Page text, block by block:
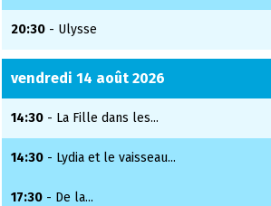
20:30 - Ulysse
vendredi 14 août 2026
14:30 - La Fille dans les...
14:30 - Lydia et le vaisseau...
17:30 - De la...